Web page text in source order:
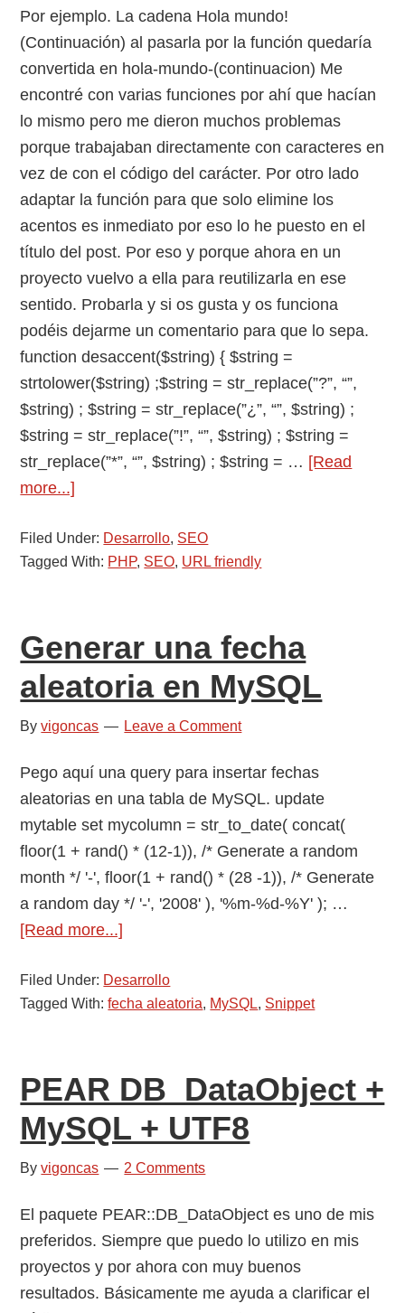
Por ejemplo. La cadena Hola mundo!
(Continuación) al pasarla por la función quedaría
convertida en hola-mundo-(continuacion) Me
encontré con varias funciones por ahí que hacían
lo mismo pero me dieron muchos problemas
porque trabajaban directamente con caracteres en
vez de con el código del carácter. Por otro lado
adaptar la función para que solo elimine los
acentos es inmediato por eso lo he puesto en el
título del post. Por eso y porque ahora en un
proyecto vuelvo a ella para reutilizarla en ese
sentido. Probarla y si os gusta y os funciona
podéis dejarme un comentario para que lo sepa.
function desaccent($string) { $string =
strtolower($string) ;$string = str_replace(”?”, “”,
$string) ; $string = str_replace(”¿”, “”, $string) ;
$string = str_replace(”!”, “”, $string) ; $string =
str_replace(”*”, “”, $string) ; $string = … [Read
more...]
una
URL
partir
una
cadena
PHP
o
como
quitar
los
acentos
a
cadena
Filed Under: Desarrollo, SEO
Tagged With: PHP, SEO, URL friendly
Generar una fecha
aleatoria en MySQL
Byvigoncas Leave a Comment
Pego aquí una query para insertar fechas
aleatorias en una tabla de MySQL. update
mytable set mycolumn = str_to_date( concat(
floor(1 + rand() * (12-1)), /* Generate a random
month */ '-', floor(1 + rand() * (28 -1)), /* Generate
a random day */ '-', '2008' ), '%m-%d-%Y' ); …
[Read more...]
una
fecha
MySQL
Filed Under: Desarrollo
Tagged With:fecha aleatoria, MySQL, Snippet
PEAR DB_DataObject +
MySQL + UTF8
Byvigoncas 2 Comments
El paquete PEAR::DB_DataObject es uno de mis
preferidos. Siempre que puedo lo utilizo en mis
proyectos y por ahora con muy buenos
resultados. Básicamente me ayuda a clarificar el